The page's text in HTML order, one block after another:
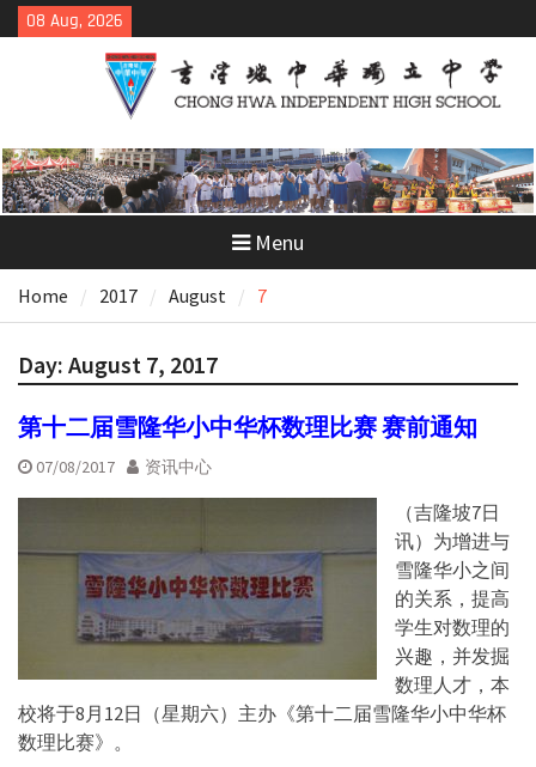
Skip
to
08 Aug, 2026
Menu
Home 2017 August 7
Day: August 7, 2017
第十二届雪隆华小中华杯数理比赛 赛前通知
07/08/2017 资讯中心
（吉隆坡7日
讯）为增进与
雪隆华小之间
的关系，提高
学生对数理的
兴趣，并发掘
数理人才，本
校将于8月12日（星期六）主办《第十二届雪隆华小中华杯
数理比赛》。